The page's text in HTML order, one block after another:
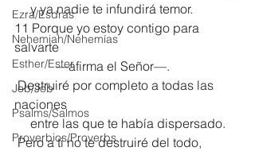
Ezra/Esdras
Nehemiah/Nehemías
Esther/Ester
Job/Job
Psalms/Salmos
Proverbios/Proverbs
     y ya nadie te infundirá temor.
11 Porque yo estoy contigo para
salvarte
             —afirma el Señor—.
Destruiré por completo a todas las
naciones
     entre las que te había dispersado.
Pero a ti no te destruiré del todo,